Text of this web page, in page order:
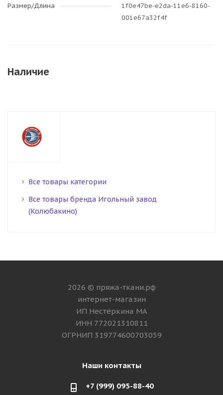
Размер/Длина
1f0e47be-e2da-11e6-8160-
001e67a32f4f
Наличие
Все товары категории
Все товары бренда Игольный завод
(Колюбакино)
2026 © пряжа-ткани.рф
интернет-магазин
ИП Нестёркина МА
ИНН 772021310811
ОГРНИП 319774600703059
Наши контакты
+7 (999) 095-88-40